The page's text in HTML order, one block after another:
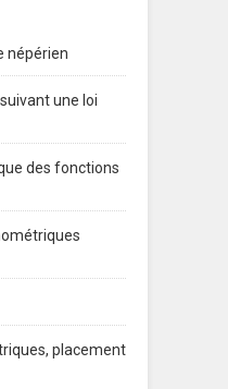
népérien
une loi
des fonctions
placement